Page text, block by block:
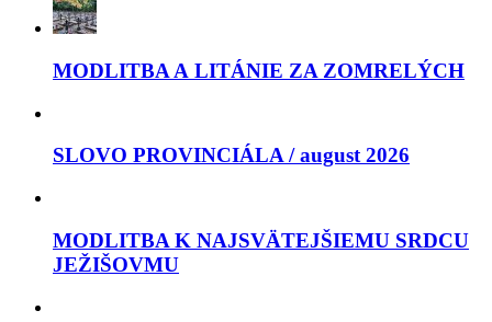
MODLITBA A LITÁNIE ZA ZOMRELÝCH
SLOVO PROVINCIÁLA / august 2026
MODLITBA K NAJSVÄTEJŠIEMU SRDCU
JEŽIŠOVMU